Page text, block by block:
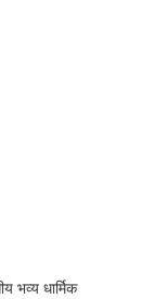
भव्य धार्मिक